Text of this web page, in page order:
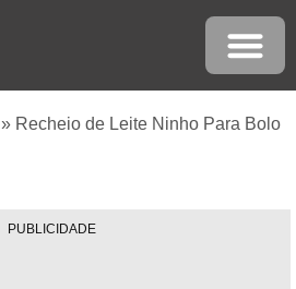
» Recheio de Leite Ninho Para Bolo
PUBLICIDADE